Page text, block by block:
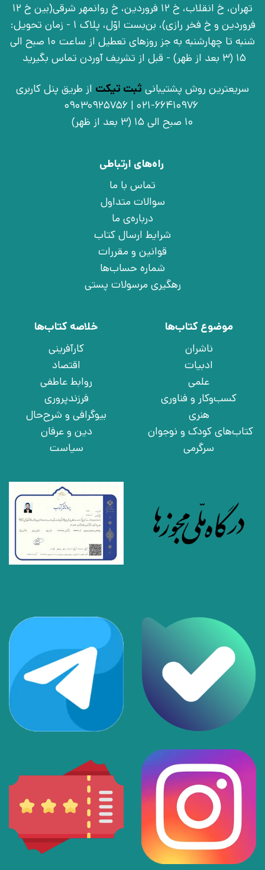
تهران، خ انقلاب، خ 12 فروردین، خ روانمهر شرقی(بین خ 12
فروردین و خ فخر رازی)، بن‌بست اوّل، پلاک 1 - زمان تحویل:
شنبه تا چهارشنبه به جز روزهای تعطیل از ساعت 10 صبح الی
15 (3 بعد از ظهر) - قبل از تشریف آوردن تماس بگیرید
سریعترین روش پشتیبانی ثبت تیکت از طریق پنل کاربری
021-66410976 | 09030925756
10 صبح الی 15 (3 بعد از ظهر)
راه‌های ارتباطی
تماس با ما
سوالات متداول
درباره‌ی ما
شرایط ارسال کتاب
قوانین و مقررات
شماره حساب‌ها
رهگیری مرسولات پستی
موضوع کتاب‌ها
ناشران
ادبیات
علمی
کسب‌وکار و فناوری
هنری
کتاب‌های کودک و نوجوان
سرگرمی
خلاصه کتاب‌ها
کارآفرینی
اقتصاد
روابط عاطفی
فرزندپروری
بیوگرافی و شرح‌حال
دین و عرفان
سیاست